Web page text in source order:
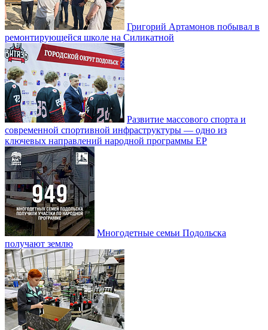
Григорий Артамонов побывал в
ремонтирующейся школе на Силикатной
Развитие массового спорта и
современной спортивной инфраструктуры — одно из
ключевых направлений народной программы ЕР
Многодетные семьи Подольска
получают землю